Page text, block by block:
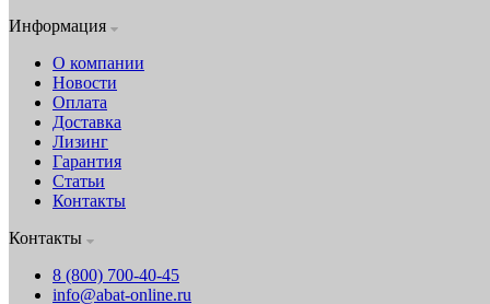
Информация
О компании
Новости
Оплата
Доставка
Лизинг
Гарантия
Статьи
Контакты
Контакты
8 (800) 700-40-45
info@abat-online.ru